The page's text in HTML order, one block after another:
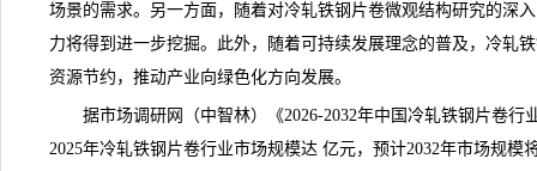
场景的需求。另一方面，随着对冷轧铁钢片卷微观结构研究的深
力将得到进一步挖掘。此外，随着可持续发展理念的普及，冷轧
资源节约，推动产业向绿色化方向发展。
据市场调研网（中智林）《2026-2032年中国冷轧铁钢片卷
2025年冷轧铁钢片卷行业市场规模达 亿元，预计2032年市场规模